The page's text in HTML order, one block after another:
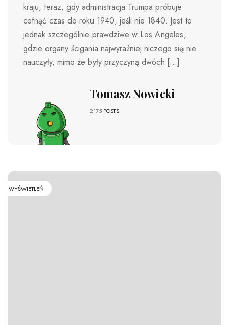
kraju, teraz, gdy administracja Trumpa próbuje
cofnąć czas do roku 1940, jeśli nie 1840. Jest to
jednak szczególnie prawdziwe w Los Angeles,
gdzie organy ścigania najwyraźniej niczego się nie
nauczyły, mimo że były przyczyną dwóch […]
Tomasz Nowicki
2175 POSTS
WYŚWIETLEŃ